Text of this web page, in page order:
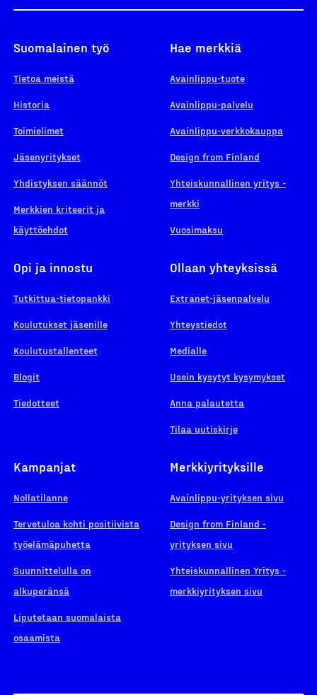
Suomalainen työ
Tietoa meistä
Historia
Toimielimet
Jäsenyritykset
Yhdistyksen säännöt
Merkkien kriteerit ja
käyttöehdot
Hae merkkiä
Avainlippu-tuote
Avainlippu-palvelu
Avainlippu-verkkokauppa
Design from Finland
Yhteiskunnallinen yritys -
merkki
Vuosimaksu
Opi ja innostu
Tutkittua-tietopankki
Koulutukset jäsenille
Koulutustallenteet
Blogit
Tiedotteet
Ollaan yhteyksissä
Extranet-jäsenpalvelu
Yhteystiedot
Medialle
Usein kysytyt kysymykset
Anna palautetta
Tilaa uutiskirje
Kampanjat
Nollatilanne
Tervetuloa kohti positiivista
työelämäpuhetta
Suunnittelulla on
alkuperänsä
Liputetaan suomalaista
osaamista
Merkkiyrityksille
Avainlippu-yrityksen sivu
Design from Finland -
yrityksen sivu
Yhteiskunnallinen Yritys -
merkkiyrityksen sivu